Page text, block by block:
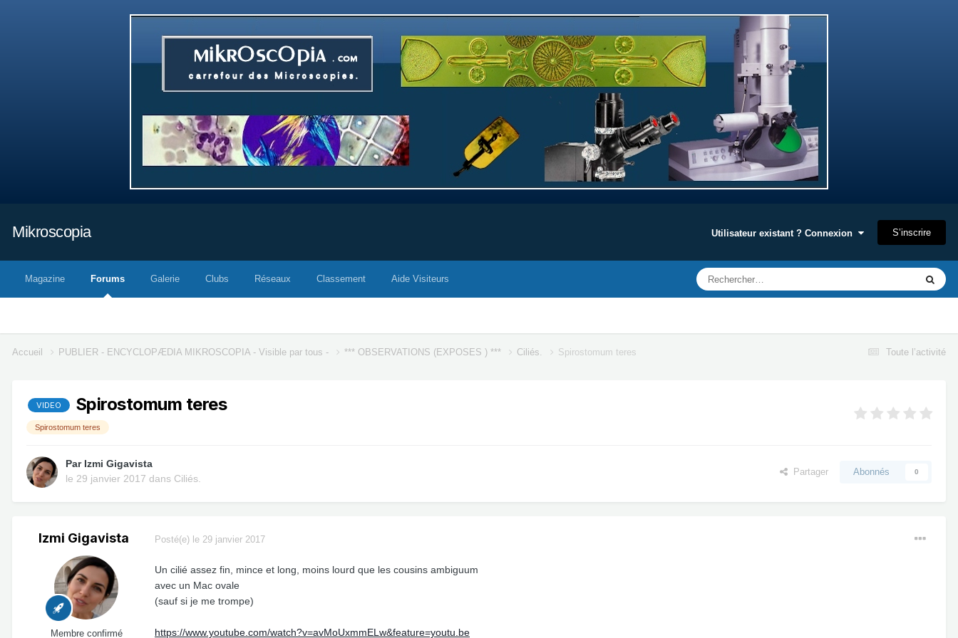
Mikroscopia Utilisateur existant ? Connexion S’inscrire
Magazine Forums Galerie Clubs Réseaux Classement Aide Visiteurs
Toute l’activité
Accueil PUBLIER - ENCYCLOPÆDIA MIKROSCOPIA - Visible par tous - *** OBSERVATIONS (EXPOSES ) *** Ciliés. Spirostomum teres
VIDEO Spirostomum teres
Spirostomum teres
Par Izmi Gigavista
le 29 janvier 2017 dans Ciliés.
Partager Abonnés 0
Izmi Gigavista
Membre confirmé
Posté(e) le 29 janvier 2017
Un cilié assez fin, mince et long, moins lourd que les cousins ambiguum
avec un Mac ovale
(sauf si je me trompe)
https://www.youtube.com/watch?v=avMoUxmmELw&feature=youtu.be